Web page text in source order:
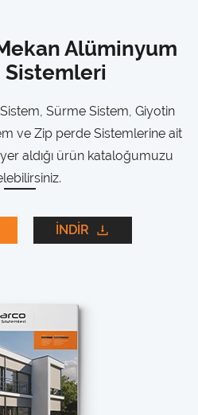
Alüminyum
Sistemleri
Sürme Sistem, Giyotin
ve Zip perde Sistemlerine ait
aldığı ürün kataloğumuzu
İNDİR